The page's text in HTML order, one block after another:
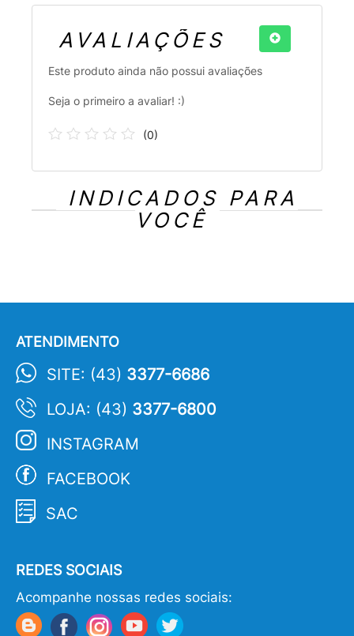
AVALIAÇÕES
Este produto ainda não possui avaliações
Seja o primeiro a avaliar! :)
(0)
INDICADOS PARA
VOCÊ
ATENDIMENTO
SITE: (43) 3377-6686
LOJA: (43) 3377-6800
INSTAGRAM
FACEBOOK
SAC
REDES SOCIAIS
Acompanhe nossas redes sociais: